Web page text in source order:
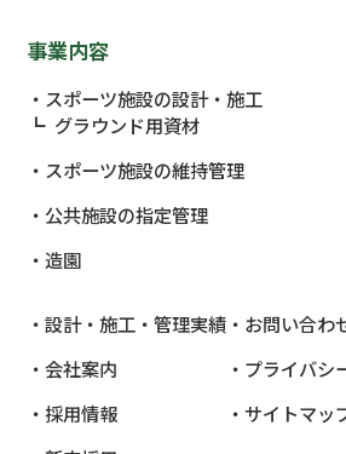
事業内容
スポーツ施設の設計・施工
グラウンド用資材
スポーツ施設の維持管理
公共施設の指定管理
造園
設計・施工・管理実績
会社案内
採用情報
お問い合わ
プライバシ
サイトマッ